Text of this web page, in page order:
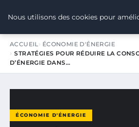
TOUR DE FRANCE
ACCUEIL
ÉCONOMIE D'ÉNERGIE
STRATÉGIES POUR RÉDUIRE LA
D’ÉNERGIE DANS…
ÉCONOMIE D'ÉNERGIE
Nous utilisons des cookies pour